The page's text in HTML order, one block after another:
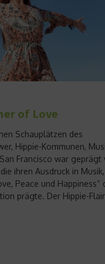
of Love
Schauplätzen des
Hippie-Kommunen,
Francisco war geprägt
ihren Ausdruck in Musik,
Peace und Happiness“
prägte. Der Hippie-